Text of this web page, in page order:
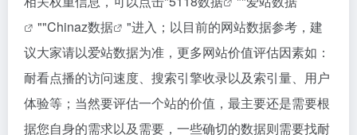
""Chinaz数据
"进入；以目前的网站数据参考，建
议大家请以爱站数据为准，更多网站价值评估因素如：
耐看点播的访问速度、搜索引擎收录以及索引量、用户
体验等；当然要评估一个站的价值，最主要还是需要根
据您自身的需求以及需要，一些确切的数据则需要找耐